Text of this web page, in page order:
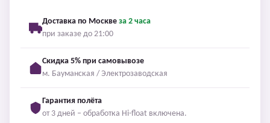
Доставка по Москве за 2 часа
при заказе до 21:00
Скидка 5% при самовывозе
м. Бауманская / Электрозаводская
Гарантия полёта
от 3 дней – обработка Hi-float включена.